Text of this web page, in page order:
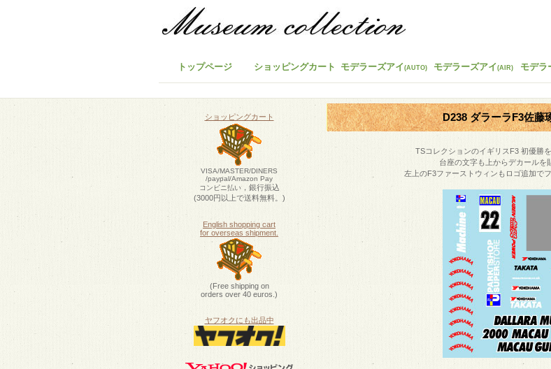
D238 ダラーラF3佐
TSコレクションのイギリスF3 初優勝
台座の文字も上からデカールを
左上のF3ファーストウィンもロゴ追加で
トップページ ショッピングカート モデラーズアイ(AUTO) モデラーズアイ(AIR) モデラ
ショッピングカート
VISA/MASTER/DINERS
/paypal/Amazon Pay
コンビニ払い，銀行振込
(3000円以上で送料無料。)
English shopping cart
for overseas shipment.
(Free shipping on
orders over 40 euros.)
ヤフオクにも出品中